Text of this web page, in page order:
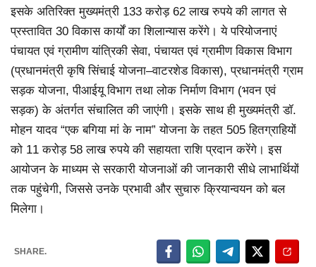
इसके अतिरिक्त मुख्यमंत्री 133 करोड़ 62 लाख रुपये की लागत से
प्रस्तावित 30 विकास कार्यों का शिलान्यास करेंगे। ये परियोजनाएं
पंचायत एवं ग्रामीण यांत्रिकी सेवा, पंचायत एवं ग्रामीण विकास विभाग
(प्रधानमंत्री कृषि सिंचाई योजना–वाटरशेड विकास), प्रधानमंत्री ग्राम
सड़क योजना, पीआईयू विभाग तथा लोक निर्माण विभाग (भवन एवं
सड़क) के अंतर्गत संचालित की जाएंगी। इसके साथ ही मुख्यमंत्री डॉ.
मोहन यादव “एक बगिया मां के नाम” योजना के तहत 505 हितग्राहियों
को 11 करोड़ 58 लाख रुपये की सहायता राशि प्रदान करेंगे। इस
आयोजन के माध्यम से सरकारी योजनाओं की जानकारी सीधे लाभार्थियों
तक पहुंचेगी, जिससे उनके प्रभावी और सुचारु क्रियान्वयन को बल
मिलेगा।
SHARE.